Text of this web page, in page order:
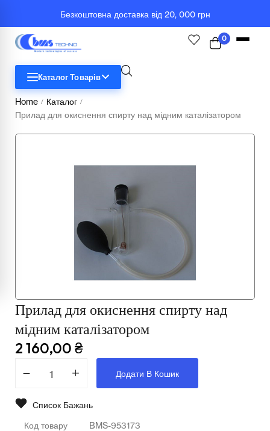
Безкоштовна доставка від 20, 000 грн
0
Каталог Товарів
STEM
Географія
Комп'ютерна техніка
Меблі
Мультимедійне обладнання
Хімія
Home / Каталог /
Прилад для окиснення спирту над мідним каталізатором
Прилад для окиснення спирту над
мідним каталізатором
2 160,00 ₴
Додати В Кошик
Список Бажань
Код товару BMS-953173